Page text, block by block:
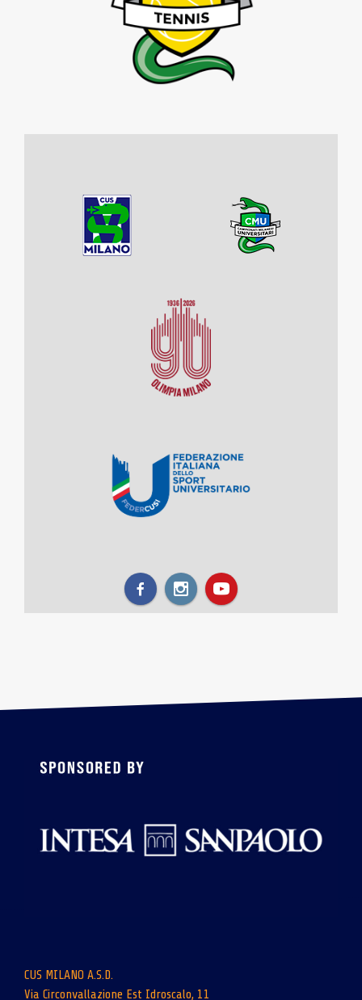
CUS MILANO A.S.D.
Via Circonvallazione Est Idroscalo, 11